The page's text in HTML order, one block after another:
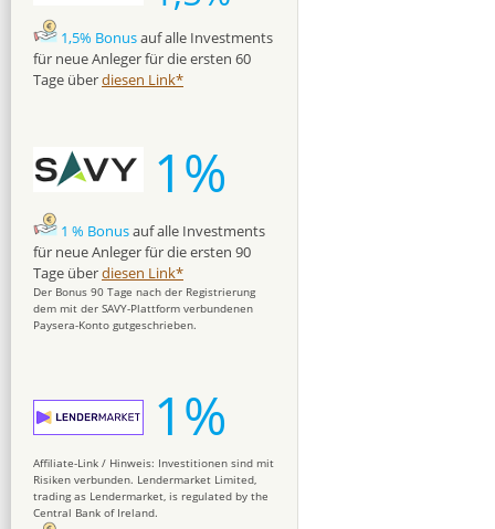
1,5% Bonusauf alle Investments
für neue Anleger für die ersten 60
Tage überdiesen Link*
1%
1 % Bonusauf alle Investments
für neue Anleger für die ersten 90
Tage überdiesen Link*
Der Bonus 90 Tage nach der Registrierung
dem mit der SAVY-Plattform verbundenen
Paysera-Konto gutgeschrieben.
1%
Affiliate-Link / Hinweis: Investitionen sind mit
Risiken verbunden. Lendermarket Limited,
trading as Lendermarket, is regulated by the
Central Bank of Ireland.